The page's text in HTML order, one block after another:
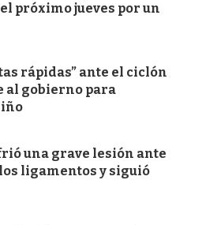
próximo jueves por un
rápidas” ante el ciclón
al gobierno para
una grave lesión ante
ligamentos y siguió